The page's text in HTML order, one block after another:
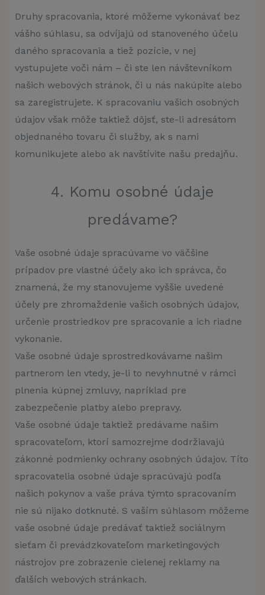
Druhy spracovania, ktoré môžeme vykonávať bez
vášho súhlasu, sa odvíjajú od stanoveného účelu
daného spracovania a tiež pozície, v nej
vystupujete voči nám – či ste len návštevníkom
našich webových stránok, či u nás nakúpite alebo
sa zaregistrujete. K spracovaniu vašich osobných
údajov však môže taktiež dôjsť, ste-li adresátom
objednaného tovaru či služby, ak s nami
komunikujete alebo ak navštívite našu predajňu.
4. Komu osobné údaje
predávame?
Vaše osobné údaje spracúvame vo väčšine
prípadov pre vlastné účely ako ich správca, čo
znamená, že my stanovujeme vyššie uvedené
účely pre zhromaždenie vašich osobných údajov,
určenie prostriedkov pre spracovanie a ich riadne
vykonanie.
Vaše osobné údaje sprostredkovávame našim
partnerom len vtedy, je-li to nevyhnutné v rámci
plnenia kúpnej zmluvy, napríklad pre
zabezpečenie platby alebo prepravy.
Vaše osobné údaje taktiež predávame našim
spracovateľom, ktorí samozrejme dodržiavajú
zákonné podmienky ochrany osobných údajov. Títo
spracovatelia osobné údaje spracúvajú podľa
našich pokynov a vaše práva týmto spracovaním
nie sú nijako dotknuté. S vaším súhlasom môžeme
vaše osobné údaje predávať taktiež sociálnym
sieťam či prevádzkovateľom marketingových
nástrojov pre zobrazenie cielenej reklamy na
ďalších webových stránkach.